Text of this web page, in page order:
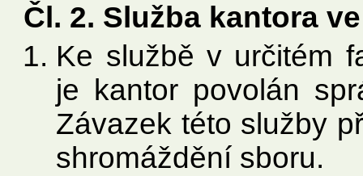
Čl. 2. Služba kantora
Ke službě v určitém
je kantor povolán
Závazek této služby
shromáždění sboru.